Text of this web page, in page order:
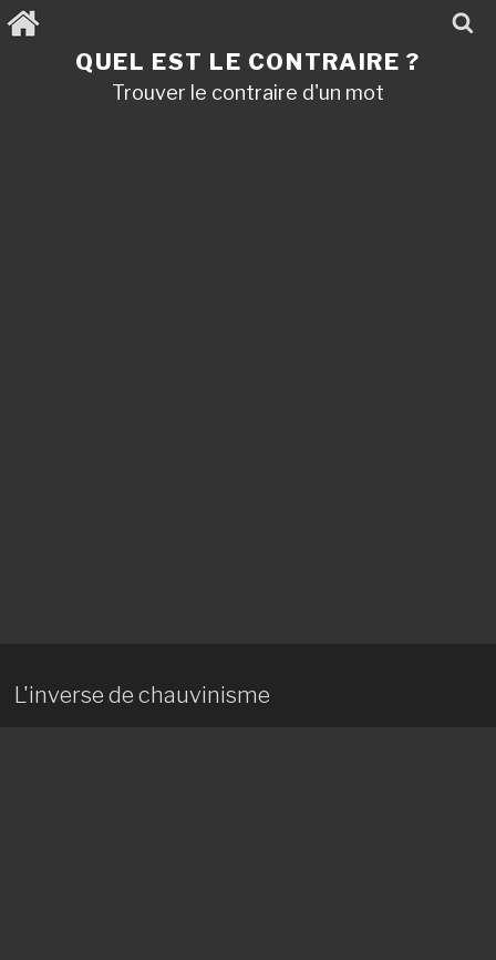
Aller
au
QUEL EST LE CONTRAIRE ?
Trouver le contraire d'un mot
L'inverse de chauvinisme